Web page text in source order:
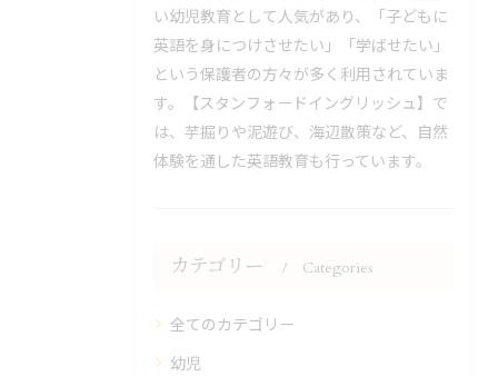
い幼児教育として人気があり、「子どもに
英語を身につけさせたい」「学ばせたい」
という保護者の方々が多く利用されていま
す。【スタンフォードイングリッシュ】で
は、芋掘りや泥遊び、海辺散策など、自然
体験を通した英語教育も行っています。
カテゴリー Categories
全てのカテゴリー
幼児